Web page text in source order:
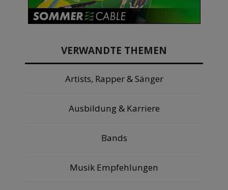
VERWANDTE THEMEN
Artists, Rapper & Sänger
Ausbildung & Karriere
Bands
Musik Empfehlungen